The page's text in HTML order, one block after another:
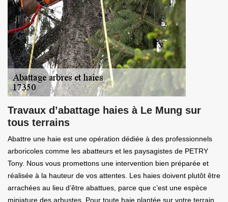
Travaux d’abattage haies à Le Mung sur
tous terrains
Abattre une haie est une opération dédiée à des professionnels
arboricoles comme les abatteurs et les paysagistes de PETRY
Tony. Nous vous promettons une intervention bien préparée et
réalisée à la hauteur de vos attentes. Les haies doivent plutôt être
arrachées au lieu d’être abattues, parce que c’est une espèce
miniature des arbustes. Pour toute haie plantée sur votre terrain,